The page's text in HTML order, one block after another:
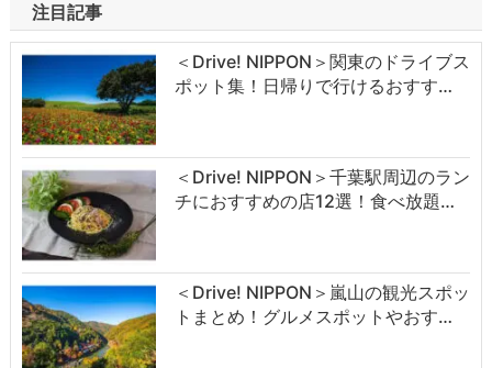
注目記事
＜Drive! NIPPON＞関東のドライブス
ポット集！日帰りで行けるおすす…
＜Drive! NIPPON＞千葉駅周辺のラン
チにおすすめの店12選！食べ放題…
＜Drive! NIPPON＞嵐山の観光スポッ
トまとめ！グルメスポットやおす…